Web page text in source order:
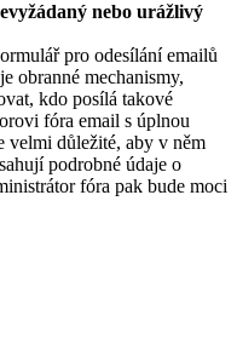
nebo urážlivý
pro odesílání emailů
obranné mechanismy,
kdo posílá takové
fóra email s úplnou
velmi důležité, aby v něm
podrobné údaje o
fóra pak bude moci